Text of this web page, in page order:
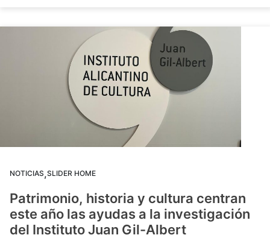
NOTICIAS,SLIDER HOME
Patrimonio, historia y cultura centran
este año las ayudas a la investigación
del Instituto Juan Gil-Albert